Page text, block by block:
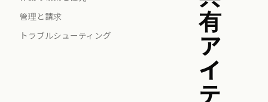
管理と請求
トラブルシューティング
有
ア
イ
テ